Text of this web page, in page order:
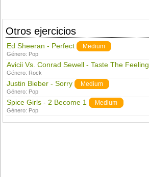
Otros ejercicios
Ed Sheeran - Perfect Medium
Género: Pop
Avicii Vs. Conrad Sewell - Taste The Feeling
Género: Rock
Justin Bieber - Sorry Medium
Género: Pop
Spice Girls - 2 Become 1 Medium
Género: Pop